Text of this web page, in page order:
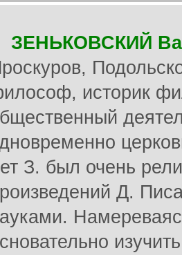
ЗЕНЬКОВСКИЙ
историк
З. был очень
Д.